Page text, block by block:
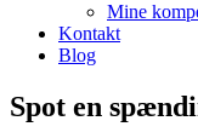
Mine
Kontakt
Blog
Spot en